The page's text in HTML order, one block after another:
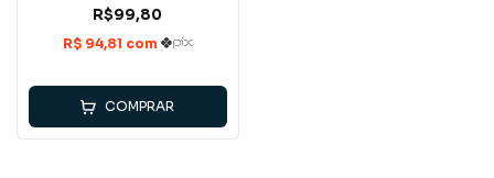
R$99,80
COMPRAR